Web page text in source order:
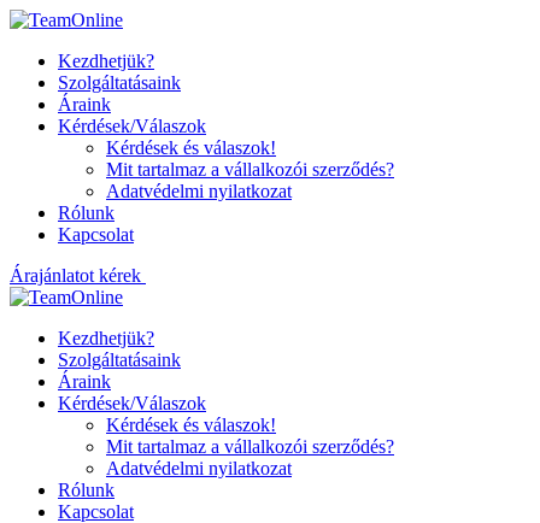
Kezdhetjük?
Szolgáltatásaink
Áraink
Kérdések/Válaszok
Kérdések és válaszok!
Mit tartalmaz a vállalkozói szerződés?
Adatvédelmi nyilatkozat
Rólunk
Kapcsolat
Árajánlatot kérek
Kezdhetjük?
Szolgáltatásaink
Áraink
Kérdések/Válaszok
Kérdések és válaszok!
Mit tartalmaz a vállalkozói szerződés?
Adatvédelmi nyilatkozat
Rólunk
Kapcsolat